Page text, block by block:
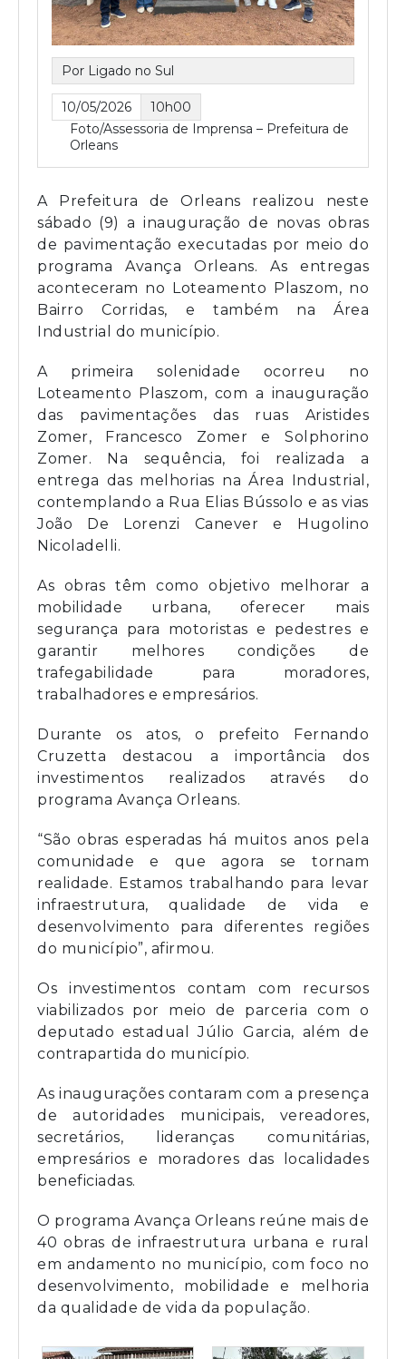
Por Ligado no Sul
10/05/2026
10h00
Foto/Assessoria de Imprensa – Prefeitura de
Orleans
A Prefeitura de Orleans realizou neste
sábado (9) a inauguração de novas obras
de pavimentação executadas por meio do
programa Avança Orleans. As entregas
aconteceram no Loteamento Plaszom, no
Bairro Corridas, e também na Área
Industrial do município.
A primeira solenidade ocorreu no
Loteamento Plaszom, com a inauguração
das pavimentações das ruas Aristides
Zomer, Francesco Zomer e Solphorino
Zomer. Na sequência, foi realizada a
entrega das melhorias na Área Industrial,
contemplando a Rua Elias Bússolo e as vias
João De Lorenzi Canever e Hugolino
Nicoladelli.
As obras têm como objetivo melhorar a
mobilidade urbana, oferecer mais
segurança para motoristas e pedestres e
garantir melhores condições de
trafegabilidade para moradores,
trabalhadores e empresários.
Durante os atos, o prefeito Fernando
Cruzetta destacou a importância dos
investimentos realizados através do
programa Avança Orleans.
“São obras esperadas há muitos anos pela
comunidade e que agora se tornam
realidade. Estamos trabalhando para levar
infraestrutura, qualidade de vida e
desenvolvimento para diferentes regiões
do município”, afirmou.
Os investimentos contam com recursos
viabilizados por meio de parceria com o
deputado estadual Júlio Garcia, além de
contrapartida do município.
As inaugurações contaram com a presença
de autoridades municipais, vereadores,
secretários, lideranças comunitárias,
empresários e moradores das localidades
beneficiadas.
O programa Avança Orleans reúne mais de
40 obras de infraestrutura urbana e rural
em andamento no município, com foco no
desenvolvimento, mobilidade e melhoria
da qualidade de vida da população.